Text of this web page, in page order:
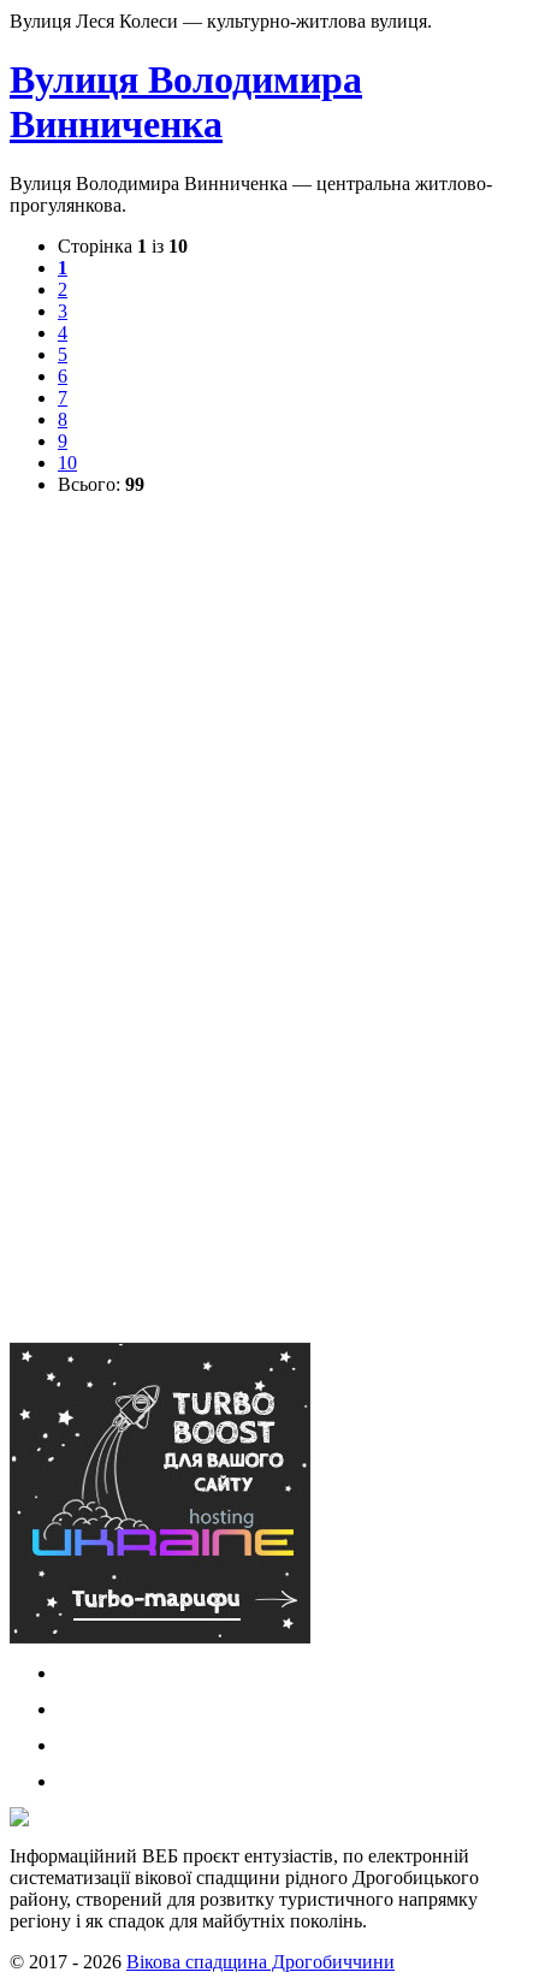
Вулиця Леся Колеси — культурно-житлова вулиця.
Вулиця Володимира
Винниченка
Вулиця Володимира Винниченка — центральна житлово-
прогулянкова.
Сторінка 1 із 10
1
2
3
4
5
6
7
8
9
10
Всього: 99
Інформаційний ВЕБ проєкт ентузіастів, по електронній
систематизації вікової спадщини рідного Дрогобицького
району, створений для розвитку туристичного напрямку
регіону і як спадок для майбутніх поколінь.
© 2017 - 2026 Вікова спадщина Дрогобиччини